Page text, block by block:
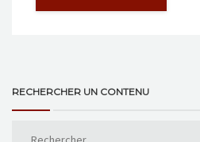
RECHERCHER UN CONTENU